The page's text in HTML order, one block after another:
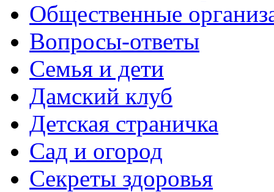
Общественные
Вопросы-ответы
Семья и дети
Дамский клуб
Детская страничка
Сад и огород
Секреты здоровья